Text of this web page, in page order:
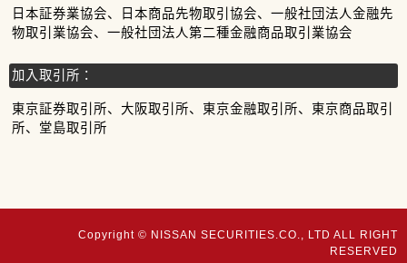
日本証券業協会、日本商品先物取引協会、一般社団法人金融先
物取引業協会、一般社団法人第二種金融商品取引業協会
加入取引所：
東京証券取引所、大阪取引所、東京金融取引所、東京商品取引
所、堂島取引所
Copyright © NISSAN SECURITIES.CO., LTD ALL RIGHT
RESERVED